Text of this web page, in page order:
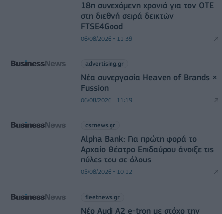
18η συνεχόμενη χρονιά για τον ΟΤΕ
στη διεθνή σειρά δεικτών
FTSE4Good
06/08/2026 - 11:39
advertising.gr
Νέα συνεργασία Heaven of Brands ×
Fussion
06/08/2026 - 11:19
csrnews.gr
Alpha Bank: Για πρώτη φορά το
Αρχαίο Θέατρο Επιδαύρου άνοιξε τις
πύλες του σε όλους
05/08/2026 - 10:12
fleetnews.gr
Νέο Audi A2 e-tron με στόχο την